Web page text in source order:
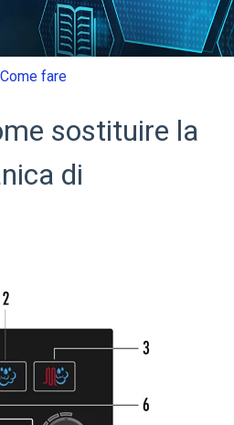
Come fare
sostituire la
di